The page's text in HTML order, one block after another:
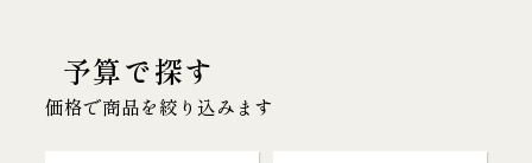
予算で探す
価格で商品を絞り込みます